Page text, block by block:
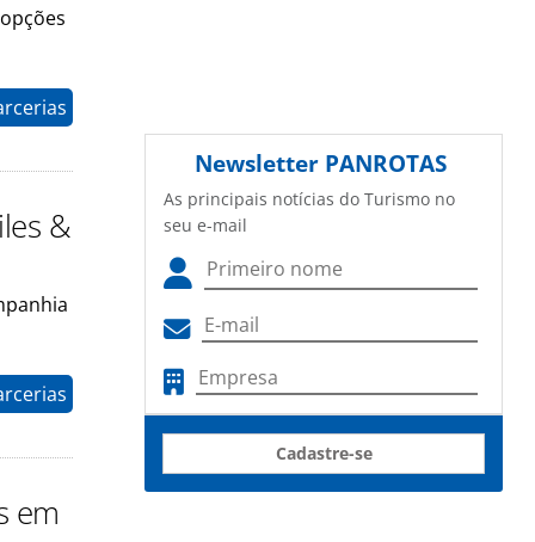
&
em
Newsletter PANROTAS
As principais notícias do Turismo no
seu e-mail
Cadastre-se